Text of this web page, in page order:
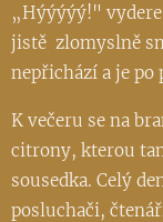
„Hýýýýý!" vydere
jistě zlomyslně
nepřichází a je po
K večeru se na
citrony, kterou
sousedka. Celý
posluchači,